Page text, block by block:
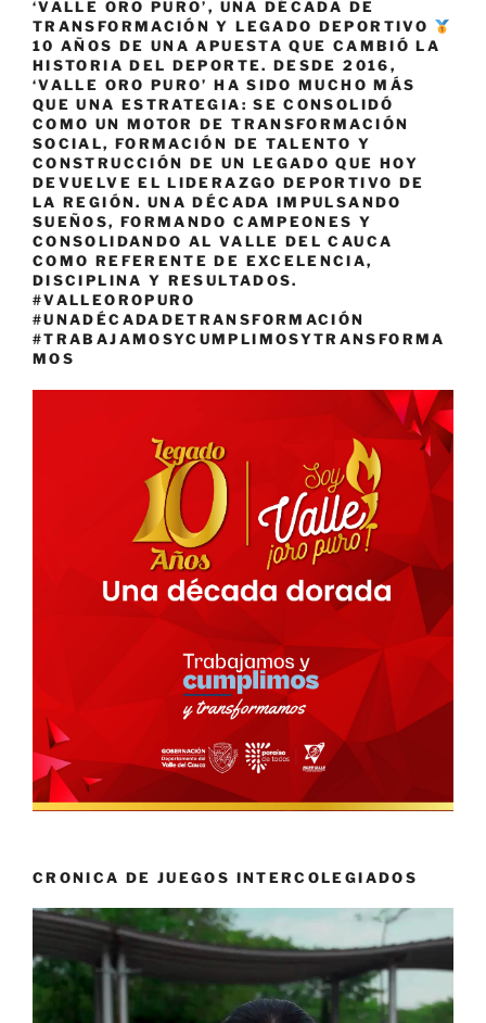
‘VALLE ORO PURO’, UNA DÉCADA DE
TRANSFORMACIÓN Y LEGADO DEPORTIVO
10 AÑOS DE UNA APUESTA QUE CAMBIÓ LA
HISTORIA DEL DEPORTE. DESDE 2016,
‘VALLE ORO PURO’ HA SIDO MUCHO MÁS
QUE UNA ESTRATEGIA: SE CONSOLIDÓ
COMO UN MOTOR DE TRANSFORMACIÓN
SOCIAL, FORMACIÓN DE TALENTO Y
CONSTRUCCIÓN DE UN LEGADO QUE HOY
DEVUELVE EL LIDERAZGO DEPORTIVO DE
LA REGIÓN. UNA DÉCADA IMPULSANDO
SUEÑOS, FORMANDO CAMPEONES Y
CONSOLIDANDO AL VALLE DEL CAUCA
COMO REFERENTE DE EXCELENCIA,
DISCIPLINA Y RESULTADOS.
#VALLEOROPURO
#UNADÉCADADETRANSFORMACIÓN
#TRABAJAMOSYCUMPLIMOSYTRANSFORMA
MOS
CRONICA DE JUEGOS INTERCOLEGIADOS
Reproductor
vídeo